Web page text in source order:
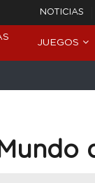
NOTICIAS
JUEGOS